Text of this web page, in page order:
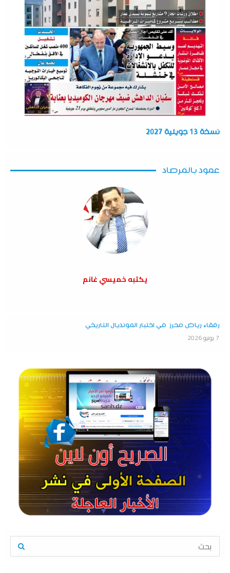
نسخة 13 جويلية 2027
عمود بالمرصاد
يكتبه خميسي غانم
رفقاء رياض محرز في اختبار المونديال التاريخي
7 يونيو 2026
S